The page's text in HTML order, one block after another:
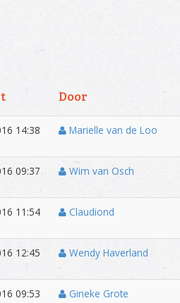
Door
14:38 Marielle van de Loo
09:37 Wim van Osch
11:54 Claudiond
12:45 Wendy Haverland
09:53 Gineke Grote